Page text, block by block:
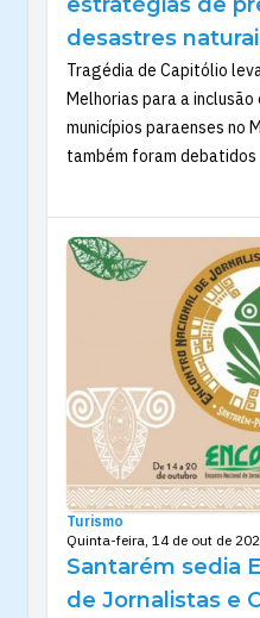
desastres
Tragédia de Capitólio
Melhorias para a
municípios paraenses no
também foram debatidos
Turismo
Quinta-feira, 14 de out de
Santarém sedia
de Jornalistas e